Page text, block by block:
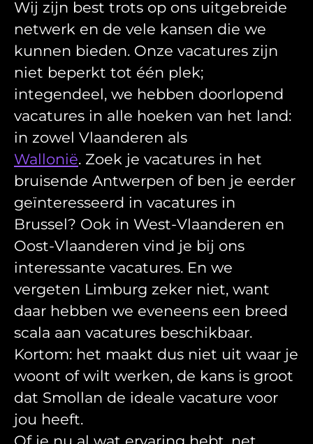
Wij zijn best trots op ons uitgebreide
netwerk en de vele kansen die we
kunnen bieden. Onze vacatures zijn
niet beperkt tot één plek;
integendeel, we hebben doorlopend
vacatures in alle hoeken van het land:
in zowel Vlaanderen als
Wallonië. Zoek je vacatures in het
bruisende Antwerpen of ben je eerder
geïnteresseerd in vacatures in
Brussel? Ook in West-Vlaanderen en
Oost-Vlaanderen vind je bij ons
interessante vacatures. En we
vergeten Limburg zeker niet, want
daar hebben we eveneens een breed
scala aan vacatures beschikbaar.
Kortom: het maakt dus niet uit waar je
woont of wilt werken, de kans is groot
dat Smollan de ideale vacature voor
jou heeft.